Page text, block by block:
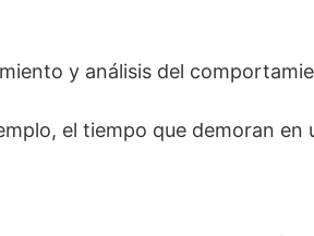
y análisis del
el tiempo que demoran en